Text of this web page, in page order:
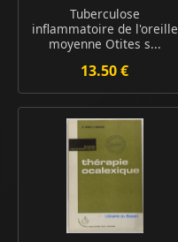
Tuberculose
inflammatoire de l'oreille
moyenne Otites s...
13.50 €